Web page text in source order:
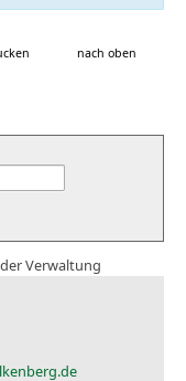
nach oben
Verwaltung